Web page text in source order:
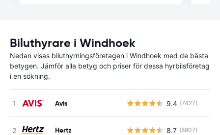
Biluthyrare i Windhoek
Nedan visas biluthyrningsföretagen i Windhoek med de bästa
betygen. Jämför alla betyg och priser för dessa hyrbilsföretag
i en sökning.
Avis 9.4 (7427)
Hertz 8.7 (8807)